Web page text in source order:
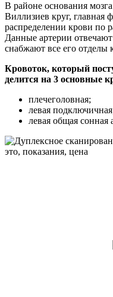
В районе основания
Виллизиев круг, главная
распределении крови по
Данные артерии
снабжают все его отделы
Кровоток, который
делится на 3 основные
плечеголовная;
левая
левая общая сонная